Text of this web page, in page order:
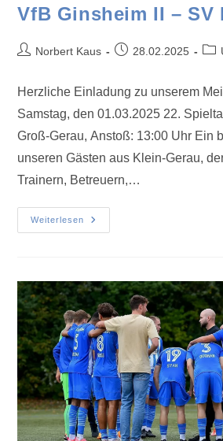
VfB Ginsheim II – SV
Norbert Kaus 28.02.2025
Herzliche Einladung zu unserem
Samstag, den 01.03.2025 22.
Groß-Gerau, Anstoß: 13:00 Uhr Ein
unseren Gästen aus Klein-Gerau,
Trainern, Betreuern,…
Weiterlesen